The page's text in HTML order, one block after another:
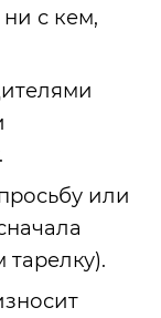
с кем,
или